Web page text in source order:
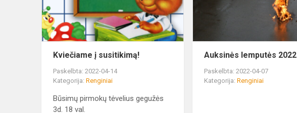
Kviečiame į susitikimą!
Paskelbta: 2022-04-14
Kategorija: Renginiai
Būsimų pirmokų tėvelius gegužės
3d. 18 val.
Auksinės lemputės 2022
Paskelbta: 2022-04-07
Kategorija:Renginiai